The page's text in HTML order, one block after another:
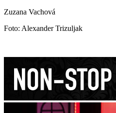
Zuzana Vachová
Foto: Alexander Trizuljak